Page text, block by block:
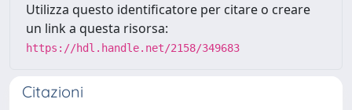
Utilizza questo identificatore per citare o creare
un link a questa risorsa:
https://hdl.handle.net/2158/349683
Citazioni